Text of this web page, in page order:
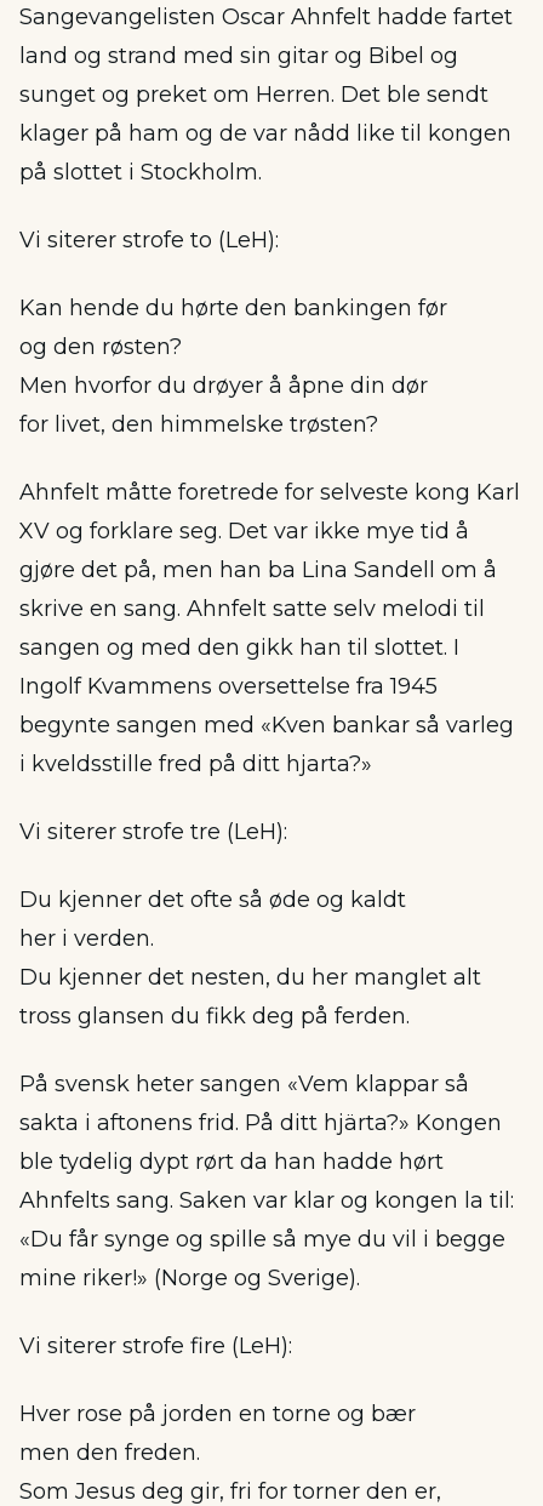
Sangevangelisten Oscar Ahnfelt hadde fartet
land og strand med sin gitar og Bibel og
sunget og preket om Herren. Det ble sendt
klager på ham og de var nådd like til kongen
på slottet i Stockholm.
Vi siterer strofe to (LeH):
Kan hende du hørte den bankingen før
og den røsten?
Men hvorfor du drøyer å åpne din dør
for livet, den himmelske trøsten?
Ahnfelt måtte foretrede for selveste kong Karl
XV og forklare seg. Det var ikke mye tid å
gjøre det på, men han ba Lina Sandell om å
skrive en sang. Ahnfelt satte selv melodi til
sangen og med den gikk han til slottet. I
Ingolf Kvammens oversettelse fra 1945
begynte sangen med «Kven bankar så varleg
i kveldsstille fred på ditt hjarta?»
Vi siterer strofe tre (LeH):
Du kjenner det ofte så øde og kaldt
her i verden.
Du kjenner det nesten, du her manglet alt
tross glansen du fikk deg på ferden.
På svensk heter sangen «Vem klappar så
sakta i aftonens frid. På ditt hjärta?» Kongen
ble tydelig dypt rørt da han hadde hørt
Ahnfelts sang. Saken var klar og kongen la til:
«Du får synge og spille så mye du vil i begge
mine riker!» (Norge og Sverige).
Vi siterer strofe fire (LeH):
Hver rose på jorden en torne og bær
men den freden.
Som Jesus deg gir, fri for torner den er,